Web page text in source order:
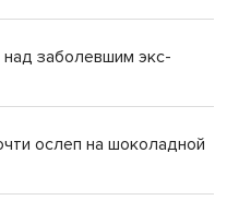
заболевшим экс-
ослеп на шоколадной